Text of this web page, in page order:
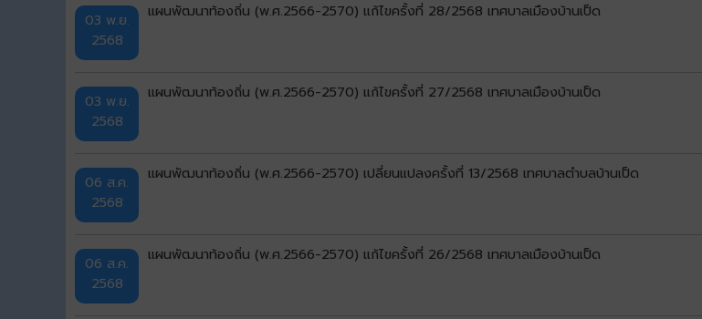
03 พ.ย.
2568
แผนพัฒนาท้องถิ่น (พ.ศ.2566-2570) แก้ไขครั้งที่ 28/2568 เทศบาลเมืองบ้านเป็ด
03 พ.ย.
2568
แผนพัฒนาท้องถิ่น (พ.ศ.2566-2570) แก้ไขครั้งที่ 27/2568 เทศบาลเมืองบ้านเป็ด
06 ส.ค.
2568
แผนพัฒนาท้องถิ่น (พ.ศ.2566-2570) เปลี่ยนแปลงครั้งที่ 13/2568 เทศบาลตำบลบ้านเป็ด
06 ส.ค.
2568
แผนพัฒนาท้องถิ่น (พ.ศ.2566-2570) แก้ไขครั้งที่ 26/2568 เทศบาลเมืองบ้านเป็ด